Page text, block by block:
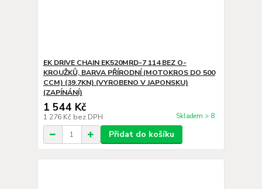
EK DRIVE CHAIN EK520MRD-7 114 BEZ O-
KROUŽKŮ, BARVA PŘÍRODNÍ (MOTOKROS DO 500
CCM) (39.7KN) (VYROBENO V JAPONSKU)
(ZAPÍNÁNÍ)
1 544 Kč
1 276 Kč bez DPH Skladem > 8
Přidat do košíku